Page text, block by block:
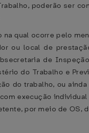
poderão ser
qual ocorre pelo
ou local de
de
do Trabalho e
do trabalho, ou
execução
por meio de OS,